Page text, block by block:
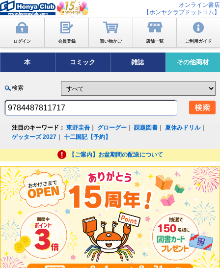
オンライン書店
【ホンヤクラブドットコム】
ログイン 会員登録 買い物かご 店舗一覧 ご利用ガイド
本 コミック 雑誌 その他商材
検索
注目のキーワード： 東野圭吾 グローグー ｜課題図書 ｜夏休みドリル｜
ゲッターズ 2027 ｜十二国記【予約】
【ご案内】お盆期間の配送について